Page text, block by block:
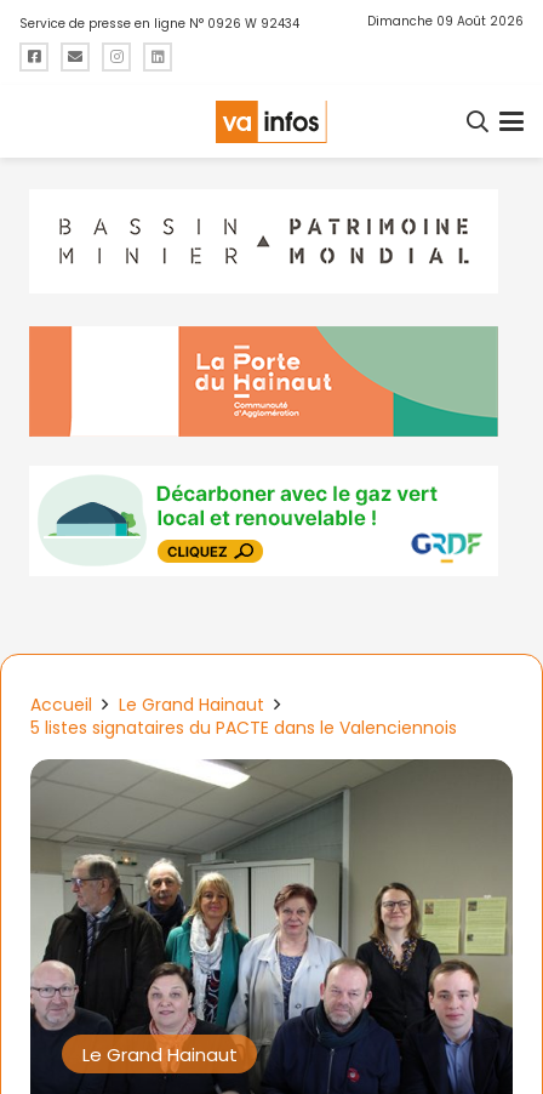
Service de presse en ligne N° 0926 W 92434 Dimanche 09 Août 2026
Accueil
Le Grand Hainaut
5 listes signataires du PACTE dans le Valenciennois
Le Grand Hainaut